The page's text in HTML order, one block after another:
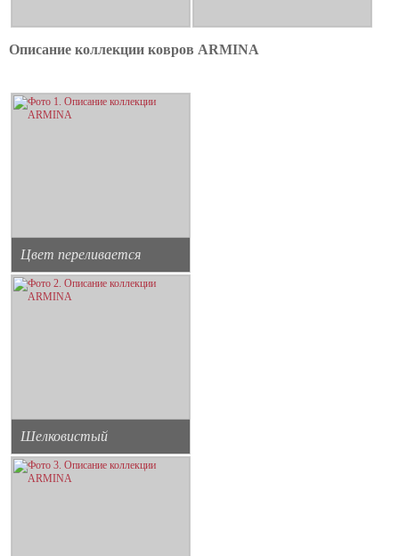
Описание коллекции ковров ARMINA
Цвет переливается
Шелковистый